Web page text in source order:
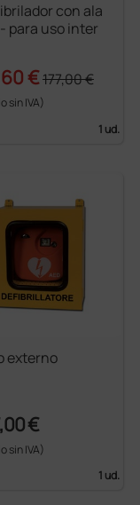
con ala
para uso inter
€177,00 €
sin IVA)
1 ud.
externo
€
sin IVA)
1 ud.